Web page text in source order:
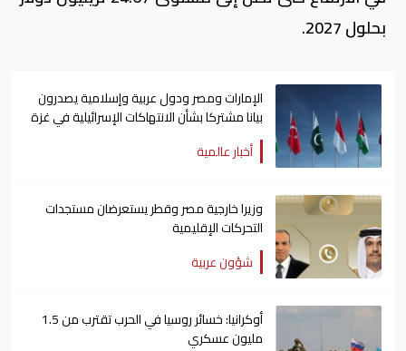
بحلول 2027.
الإمارات ومصر ودول عربية وإسلامية يصدرون
بيانا مشتركا بشأن الانتهاكات الإسرائيلية في غزة
أخبار عالمية
وزيرا خارجية مصر وقطر يستعرضان مستجدات
التحركات الإقليمية
شؤون عربية
أوكرانيا: خسائر روسيا في الحرب تقترب من 1.5
مليون عسكري